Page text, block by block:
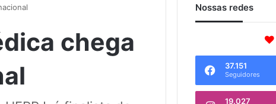
chega
Nossas redes
37.151
Seguidores
19.027